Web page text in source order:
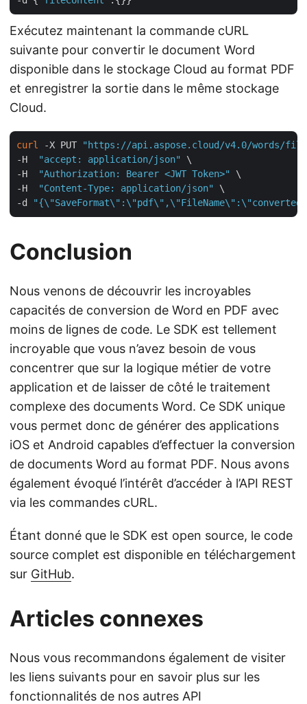
Exécutez maintenant la commande cURL
suivante pour convertir le document Word
disponible dans le stockage Cloud au format PDF
et enregistrer la sortie dans le même stockage
Cloud.
curl -X PUT
"https://api.aspose.cloud/v4.0/words/
-H
"accept: application/json"
\
-H
"Authorization: Bearer <JWT Token>"
\
-H
"Content-Type: application/json"
\
-d
Conclusion
Nous venons de découvrir les incroyables
capacités de conversion de Word en PDF avec
moins de lignes de code. Le SDK est tellement
incroyable que vous n’avez besoin de vous
concentrer que sur la logique métier de votre
application et de laisser de côté le traitement
complexe des documents Word. Ce SDK unique
vous permet donc de générer des applications
iOS et Android capables d’effectuer la conversion
de documents Word au format PDF. Nous avons
également évoqué l’intérêt d’accéder à l’API REST
via les commandes cURL.
Étant donné que le SDK est open source, le code
source complet est disponible en téléchargement
sur GitHub.
Articles connexes
Nous vous recommandons également de visiter
les liens suivants pour en savoir plus sur les
fonctionnalités de nos autres API